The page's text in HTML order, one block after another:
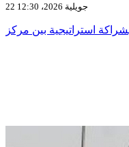
22 جويلية 2026، 12:30